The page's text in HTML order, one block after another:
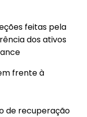
feitas pela
dos ativos
de recuperação